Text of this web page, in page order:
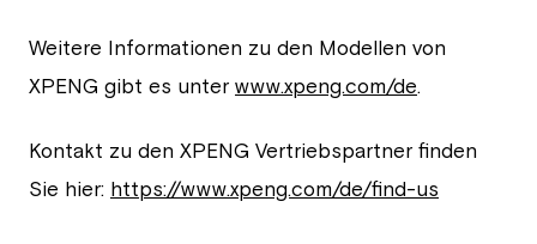
Weitere Informationen zu den Modellen von
XPENG gibt es unter www.xpeng.com/de.
Kontakt zu den XPENG Vertriebspartner finden
Sie hier: https://www.xpeng.com/de/find-us